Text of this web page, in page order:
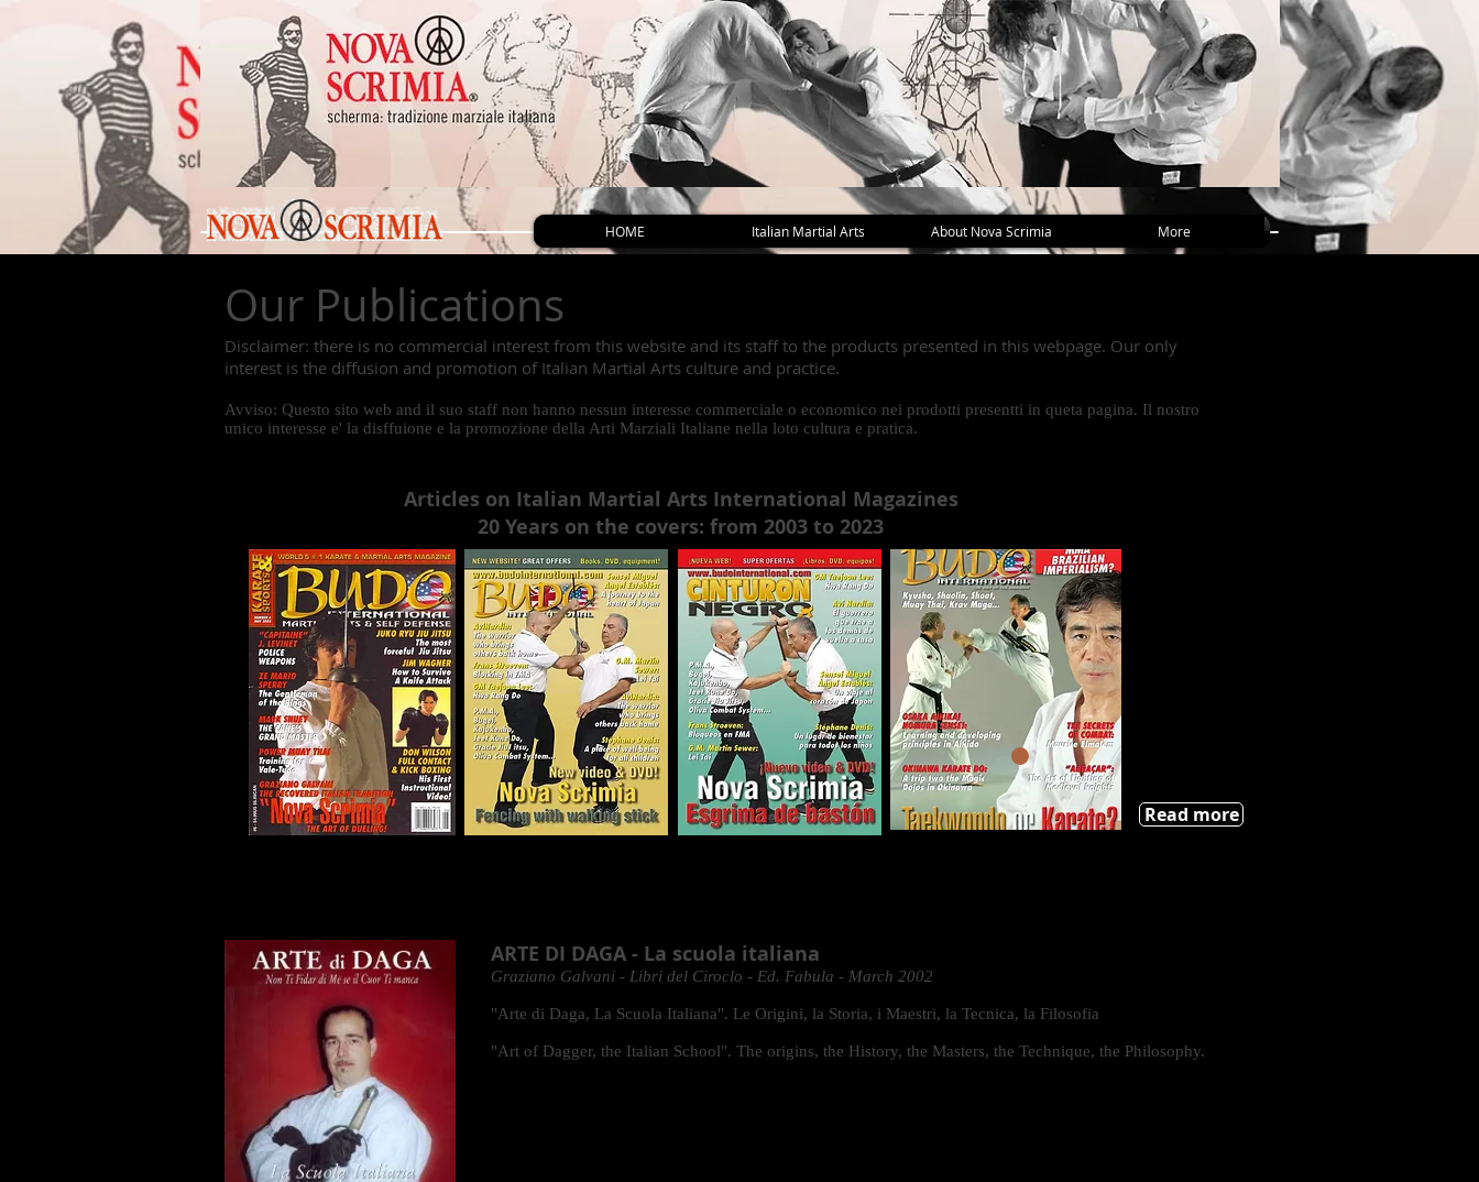
Our Publications
Disclaimer: there is no commercial interest from this website and its staff to the products presented in this webpage. Our only
interest is the diffusion and promotion of Italian Martial Arts culture and practice.
Avviso: Questo sito web and il suo staff non hanno nessun interesse commerciale o economico nei prodotti presentti in queta pagina. Il nostro
unico interesse e' la disffuione e la promozione della Arti Marziali Italiane nella loto cultura e pratica.
Articles on Italian Martial Arts International Magazines
20 Years on the covers: from 2003 to 2023
Read more
ARTE DI DAGA - La scuola italiana
Graziano Galvani - Libri del Ciroclo - Ed. Fabula - March 2002
"Arte di Daga, La Scuola Italiana". Le Origini, la Storia, i Maestri, la Tecnica, la Filosofia
"Art of Dagger, the Italian School". The origins, the History, the Masters, the Technique, the Philosophy.
HOME Italian Martial Arts About Nova Scrimia More